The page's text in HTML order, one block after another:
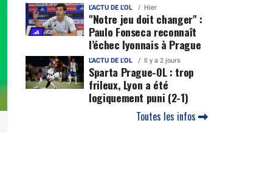
L'ACTU DE L'OL Hier
"Notre jeu doit changer" :
Paulo Fonseca reconnaît
l’échec lyonnais à Prague
L'ACTU DE L'OL Il y a 2 jours
Sparta Prague-OL : trop
frileux, Lyon a été
logiquement puni (2-1)
Toutes les infos